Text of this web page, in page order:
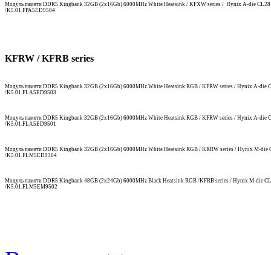
Модуль памяти DDR5 Kingbank 32GB (2x16Gb) 6000MHz White Heatsink / KFXW series / Hynix A-die
/K5.01.FPA5ED9504
KFRW / KFRB series
Модуль памяти DDR5 Kingbank 32GB (2x16Gb) 6000MHz White Heatsink RGB / KFRW series / Hynix A-die
/K5.01.FLA5ED9503
Модуль памяти DDR5 Kingbank 32GB (2x16Gb) 6000MHz White Heatsink RGB / KFRW series / Hynix A-die
/K5.01.FLA5ED9501
Модуль памяти DDR5 Kingbank 32GB (2x16Gb) 6000MHz White Heatsink RGB / KRRW series / Hynix M-die
/K5.01.FLM5ED9304
Модуль памяти DDR5 Kingbank 48GB (2x24Gb) 6000MHz Black Heatsink RGB /KFRB series / Hynix M-die
/K5.01.FLM5EM9502